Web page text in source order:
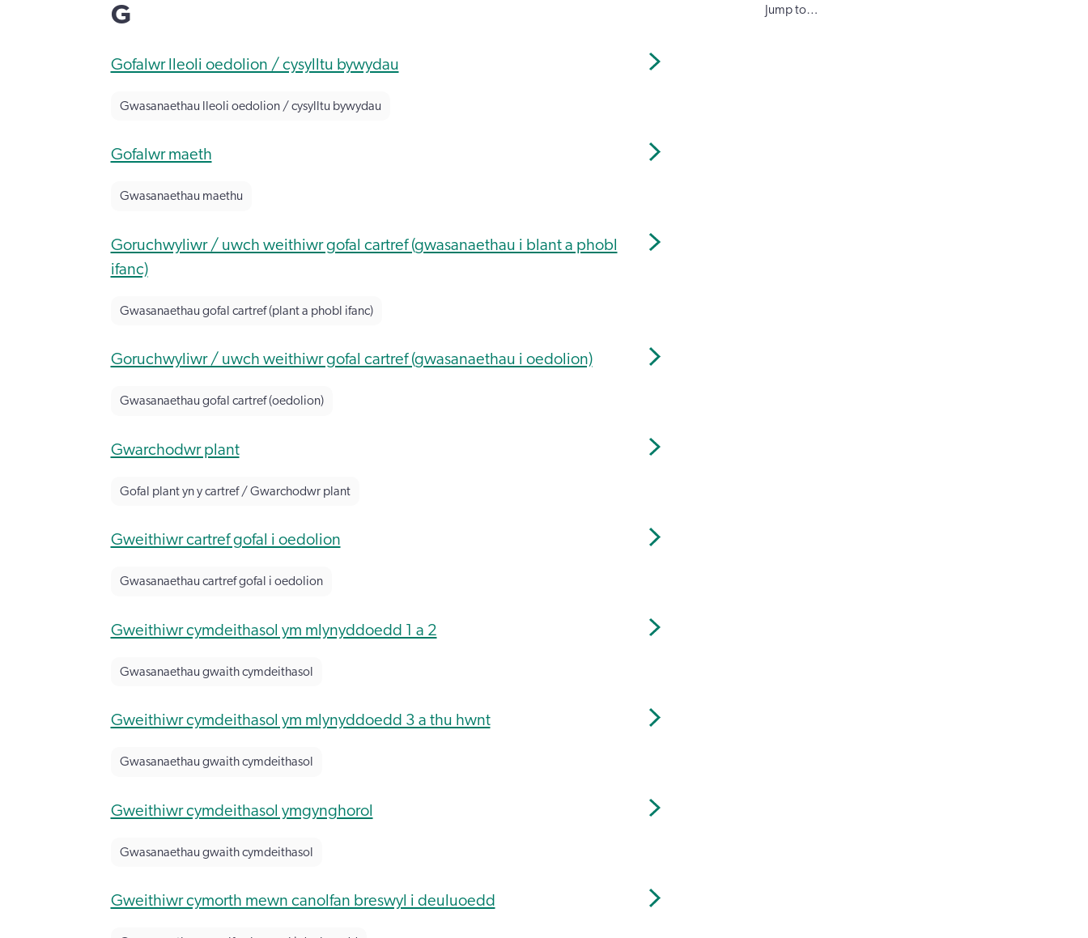
G
Gofalwr lleoli oedolion / cysylltu bywydau
Gwasanaethau lleoli oedolion / cysylltu bywydau
Gofalwr maeth
Gwasanaethau maethu
Goruchwyliwr / uwch weithiwr gofal cartref (gwasanaethau i blant a phobl
ifanc)
Gwasanaethau gofal cartref (plant a phobl ifanc)
Goruchwyliwr / uwch weithiwr gofal cartref (gwasanaethau i oedolion)
Gwasanaethau gofal cartref (oedolion)
Gwarchodwr plant
Gofal plant yn y cartref / Gwarchodwr plant
Gweithiwr cartref gofal i oedolion
Gwasanaethau cartref gofal i oedolion
Gweithiwr cymdeithasol ym mlynyddoedd 1 a 2
Gwasanaethau gwaith cymdeithasol
Gweithiwr cymdeithasol ym mlynyddoedd 3 a thu hwnt
Gwasanaethau gwaith cymdeithasol
Gweithiwr cymdeithasol ymgynghorol
Gwasanaethau gwaith cymdeithasol
Gweithiwr cymorth mewn canolfan breswyl i deuluoedd
Jump to…